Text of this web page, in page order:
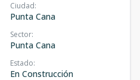
Ciudad:
Punta Cana
Sector:
Punta Cana
Estado:
En Construcción